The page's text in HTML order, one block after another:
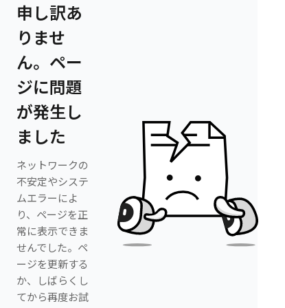
申し訳あ
りませ
ん。ペー
ジに問題
が発生し
ました
ネットワークの
不安定やシステ
ムエラーによ
り、ページを正
常に表示できま
せんでした。ペ
ージを更新する
か、しばらくし
てから再度お試